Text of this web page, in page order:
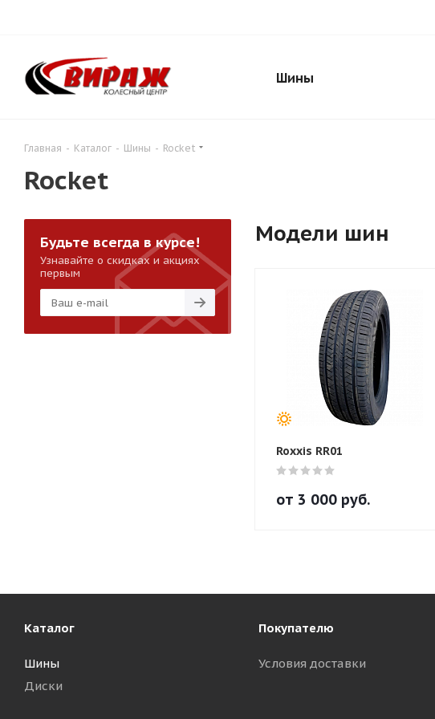
Шины
Главная - Каталог - Шины - Rocket
Rocket
Модели шин
Roxxis RR01
от 3 000 руб.
Будьте всегда в курсе!
Узнавайте о скидках и акциях
первым
Каталог
Шины
Диски
Покупателю
Условия доставки